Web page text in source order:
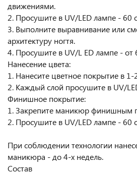
движениями.
2. Просушите в UV/LED лампе - 60
3. Выполните выравнивание или
архитектуру ногтя.
4. Просушите в UV/L ED лампе - от
Нанесение цвета:
1. Нанесите цветное покрытие в 1-
2. Каждый слой просушите в UV/
Финишное покрытие:
1. Закрепите маникюр финишным
2. Просушите в UV/LED лампе - 60
При соблюдении технологии
маникюра - до 4-х недель.
Состав